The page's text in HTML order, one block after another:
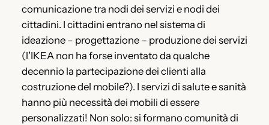
comunicazione tra nodi dei servizi e nodi dei
cittadini. I cittadini entrano nel sistema di
ideazione – progettazione – produzione dei servizi
(l’IKEA non ha forse inventato da qualche
decennio la partecipazione dei clienti alla
costruzione del mobile?). I servizi di salute e sanità
hanno più necessità dei mobili di essere
personalizzati! Non solo: si formano comunità di